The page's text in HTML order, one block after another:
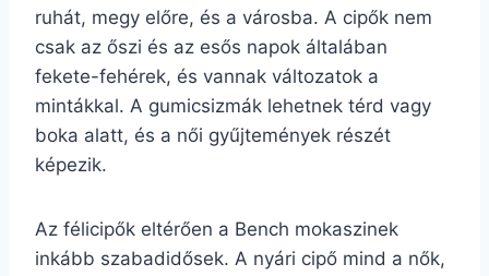
ruhát, megy előre, és a városba. A cipők nem
csak az őszi és az esős napok általában
fekete-fehérek, és vannak változatok a
mintákkal. A gumicsizmák lehetnek térd vagy
boka alatt, és a női gyűjtemények részét
képezik.
Az félicipők eltérően a Bench mokaszinek
inkább szabadidősek. A nyári cipő mind a nők,